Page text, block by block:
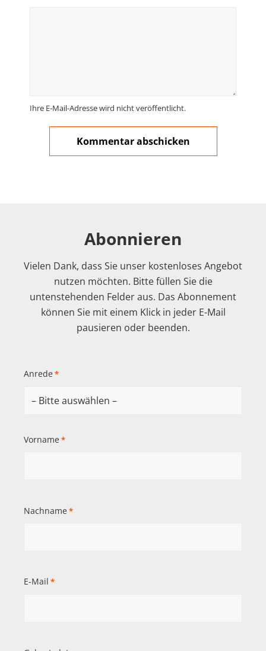
Ihre E-Mail-Adresse wird nicht veröffentlicht.
Abonnieren
Vielen Dank, dass Sie unser kostenloses Angebot
nutzen möchten. Bitte füllen Sie die
untenstehenden Felder aus. Das Abonnement
können Sie mit einem Klick in jeder E-Mail
pausieren oder beenden.
Anrede *
Vorname *
Nachname *
E-Mail *